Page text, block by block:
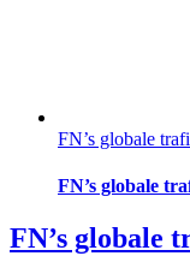
FN’s globale
FN’s globale
FN’s globale